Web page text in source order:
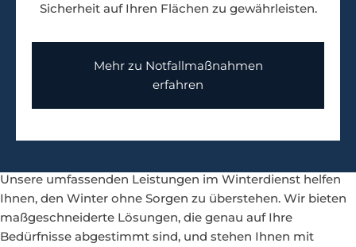
Sicherheit auf Ihren Flächen zu gewährleisten.
Mehr zu Notfallmaßnahmen
erfahren
Unsere umfassenden Leistungen im Winterdienst helfen
Ihnen, den Winter ohne Sorgen zu überstehen. Wir bieten
maßgeschneiderte Lösungen, die genau auf Ihre
Bedürfnisse abgestimmt sind, und stehen Ihnen mit